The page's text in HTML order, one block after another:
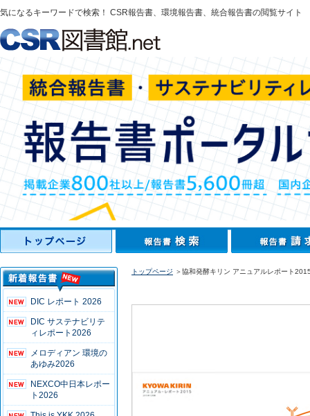
気になるキーワードで検索！ CSR報告書、環境報告書、統合報告書の閲覧サイト
DIC レポート 2026
DIC サステナビリテ
ィレポート2026
メロディアン 環境の
あゆみ2026
NEXCO中日本レポー
ト2026
トップページ ＞協和発酵キリン アニュアルレポート